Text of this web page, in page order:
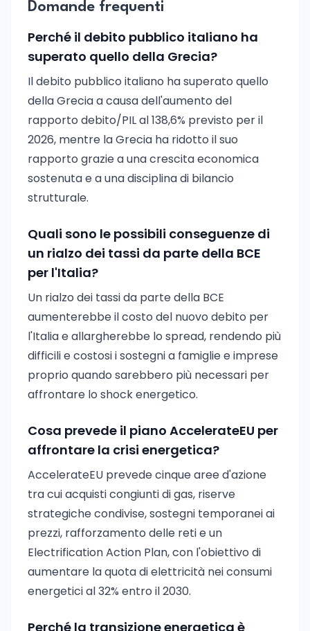
Domande frequenti
Perché il debito pubblico italiano ha
superato quello della Grecia?
Il debito pubblico italiano ha superato quello
della Grecia a causa dell'aumento del
rapporto debito/PIL al 138,6% previsto per il
2026, mentre la Grecia ha ridotto il suo
rapporto grazie a una crescita economica
sostenuta e a una disciplina di bilancio
strutturale.
Quali sono le possibili conseguenze di
un rialzo dei tassi da parte della BCE
per l'Italia?
Un rialzo dei tassi da parte della BCE
aumenterebbe il costo del nuovo debito per
l'Italia e allargherebbe lo spread, rendendo più
difficili e costosi i sostegni a famiglie e imprese
proprio quando sarebbero più necessari per
affrontare lo shock energetico.
Cosa prevede il piano AccelerateEU per
affrontare la crisi energetica?
AccelerateEU prevede cinque aree d'azione
tra cui acquisti congiunti di gas, riserve
strategiche condivise, sostegni temporanei ai
prezzi, rafforzamento delle reti e un
Electrification Action Plan, con l'obiettivo di
aumentare la quota di elettricità nei consumi
energetici al 32% entro il 2030.
Perché la transizione energetica è